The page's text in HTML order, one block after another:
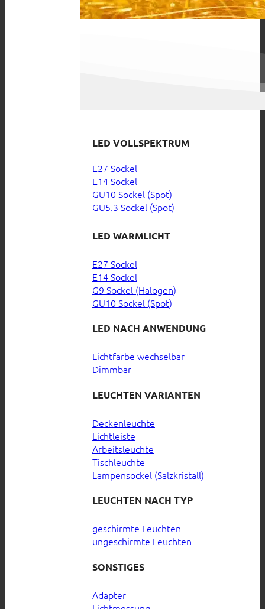
LED VOLLSPEKTRUM
E27 Sockel
E14 Sockel
GU10 Sockel (Spot)
GU5.3 Sockel (Spot)
LED WARMLICHT
E27 Sockel
E14 Sockel
G9 Sockel (Halogen)
GU10 Sockel (Spot)
LED NACH ANWENDUNG
Lichtfarbe wechselbar
Dimmbar
LEUCHTEN VARIANTEN
Deckenleuchte
Lichtleiste
Arbeitsleuchte
Tischleuchte
Lampensockel (Salzkristall)
LEUCHTEN NACH TYP
geschirmte Leuchten
ungeschirmte Leuchten
SONSTIGES
Adapter